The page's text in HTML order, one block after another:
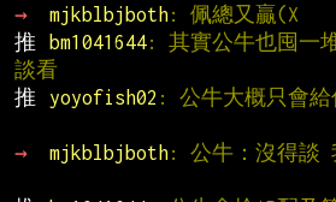
→
mjkblbjboth: 佩總又贏(X
推
bm1041644: 其實公牛也囤一
談看
推
yoyofish02 : 公牛大概只會給
→
mjkblbjboth: 公牛：沒得談